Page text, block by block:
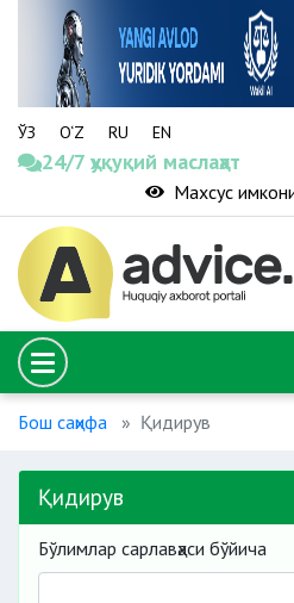
ЎЗ O‘Z RU EN
24/7 ҳуқуқий маслаҳат
Махсус
Бош саҳифа Қидирув
Қидирув
Бўлимлар сарлавҳаси бўйича